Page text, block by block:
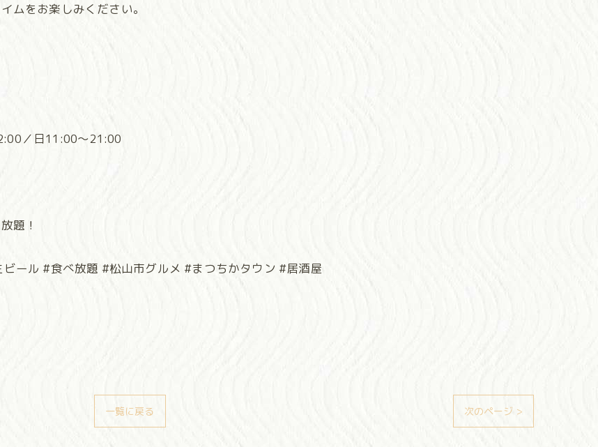
ムをお楽しみください。
／日11:00～21:00
題！
ール #食べ放題 #松山市グルメ #まつちかタウン #居酒屋
一覧に戻る 次のページ >